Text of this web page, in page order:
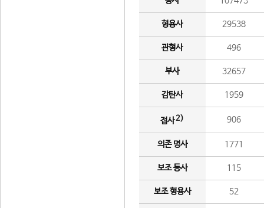
형용사 29538
관형사 496
부사 32657
감탄사 1959
접사2) 906
의존 명사 1771
보조 동사 115
보조 형용사 52